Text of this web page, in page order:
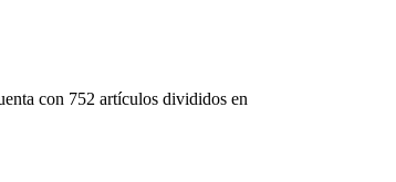
con 752 artículos divididos en